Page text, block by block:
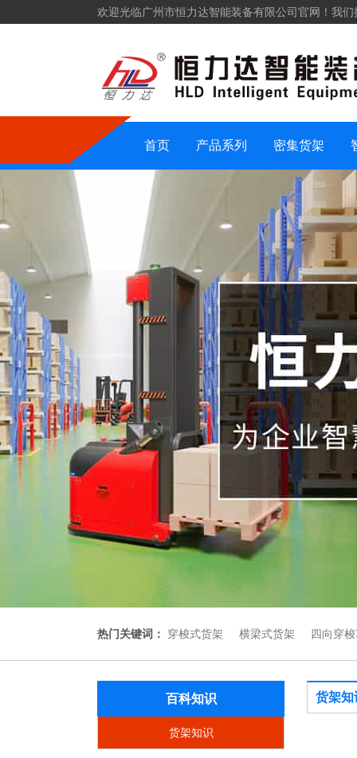
欢迎光临广州市恒力达智能装备有限公司官网！我
首页 产品系列
密集货架
仓储设备 密集货架
热门关键词： 穿梭式货架 横梁式货架 四向穿
百科知识
货架知识
货架知